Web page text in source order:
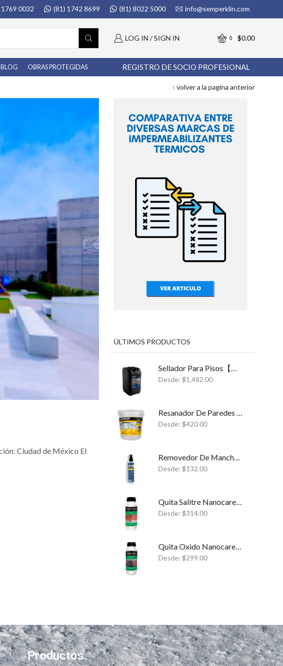
1769 0032 (81) 1742 8699 (81) 8022 5000 info@semperklin.com
LOG IN / SIGN IN 0 $0.00
BLOG OBRAS PROTEGIDAS REGISTRO DE SOCIO PROFESIONAL
volver a la pagina anterior
Ciudad de México El
ÚLTIMOS PRODUCTOS
Sellador Para Pisos【NANOPRIME】Sellador Para Estructuras y Cimientos ✓
Desde: $1,482.00
Resanador De Paredes (NANOPLAST) Para Sistemas Impermeables
Desde: $420.00
Removedor De Manchas Ultra → Somos Líder Monterrey Semperklin
Desde: $132.00
Quita Salitre Nanocare → ¿Eliminar El Salitre Para Siempre? ✓
Desde: $314.00
Quita Oxido Nanocare → Limpiador Reforzado Quita Óxido ✓
Desde: $299.00
Productos